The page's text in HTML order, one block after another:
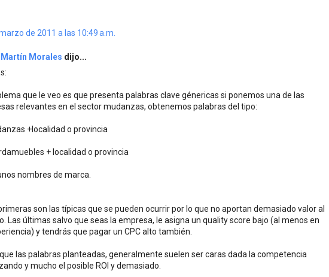
de 2011 a las 10:49 a.m.
Martín Morales dijo...
que le veo es que presenta palabras clave génericas si ponemos una de las
relevantes en el sector mudanzas, obtenemos palabras del tipo:
+localidad o provincia
+ localidad o provincia
nombres de marca.
son las típicas que se pueden ocurrir por lo que no aportan demasiado valor al
Las últimas salvo que seas la empresa, le asigna un quality score bajo (al menos en
y tendrás que pagar un CPC alto también.
las palabras planteadas, generalmente suelen ser caras dada la competencia
y mucho el posible ROI y demasiado.